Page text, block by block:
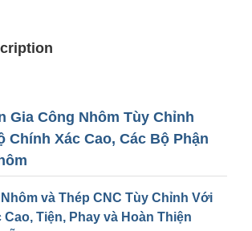
Gia Công Nhôm Tùy Chỉnh
Chính Xác Cao, Các Bộ Phận
và Thép CNC Tùy Chỉnh Với
Tiện, Phay và Hoàn Thiện